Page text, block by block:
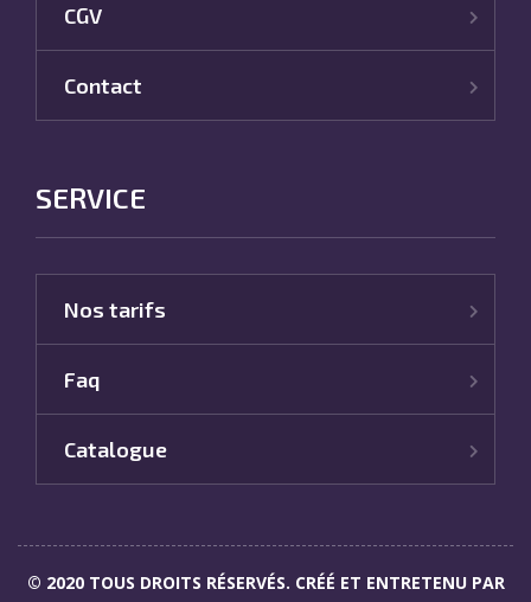
CGV
Contact
SERVICE
Nos tarifs
Faq
Catalogue
© 2020 TOUS DROITS RÉSERVÉS. CRÉÉ ET ENTRETENU PAR